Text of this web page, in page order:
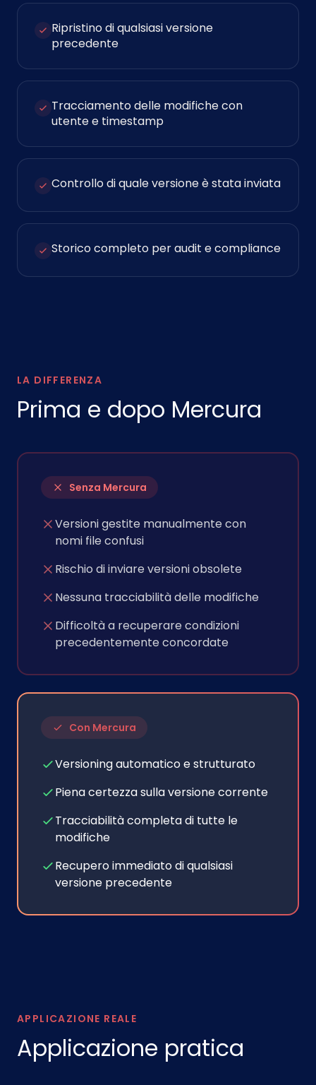
Ripristino di qualsiasi versione
precedente
Tracciamento delle modifiche con
utente e timestamp
Controllo di quale versione è stata inviata
Storico completo per audit e compliance
LA DIFFERENZA
Prima e dopo Mercura
Senza Mercura
Versioni gestite manualmente con
nomi file confusi
Rischio di inviare versioni obsolete
Nessuna tracciabilità delle modifiche
Difficoltà a recuperare condizioni
precedentemente concordate
Con Mercura
Versioning automatico e strutturato
Piena certezza sulla versione corrente
Tracciabilità completa di tutte le
modifiche
Recupero immediato di qualsiasi
versione precedente
APPLICAZIONE REALE
Applicazione pratica